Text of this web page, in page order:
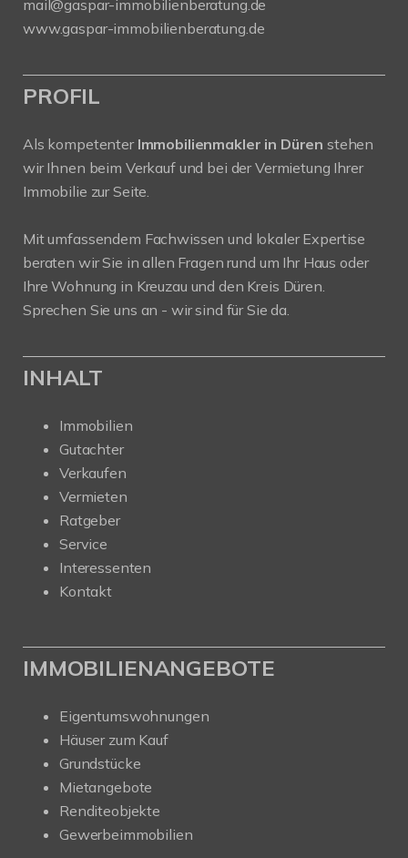
mail@gaspar-immobilienberatung.de
www.gaspar-immobilienberatung.de
PROFIL
Als kompetenter Immobilienmakler in Düren stehen
wir Ihnen beim Verkauf und bei der Vermietung Ihrer
Immobilie zur Seite.
Mit umfassendem Fachwissen und lokaler Expertise
beraten wir Sie in allen Fragen rund um Ihr Haus oder
Ihre Wohnung in Kreuzau und den Kreis Düren.
Sprechen Sie uns an - wir sind für Sie da.
INHALT
Immobilien
Gutachter
Verkaufen
Vermieten
Ratgeber
Service
Interessenten
Kontakt
IMMOBILIENANGEBOTE
Eigentumswohnungen
Häuser zum Kauf
Grundstücke
Mietangebote
Renditeobjekte
Gewerbeimmobilien